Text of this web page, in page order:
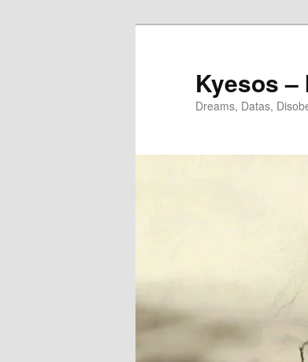
Kyesos –
Dreams, Datas,